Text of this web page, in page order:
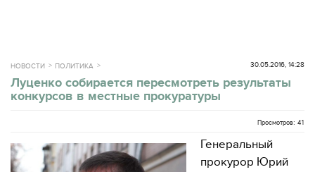
НОВОСТИ ПОЛИТИКА 30.05.2016, 14:28
Луценко собирается пересмотреть результаты
конкурсов в местные прокуратуры
Просмотров: 41
Генеральный
прокурор Юрий